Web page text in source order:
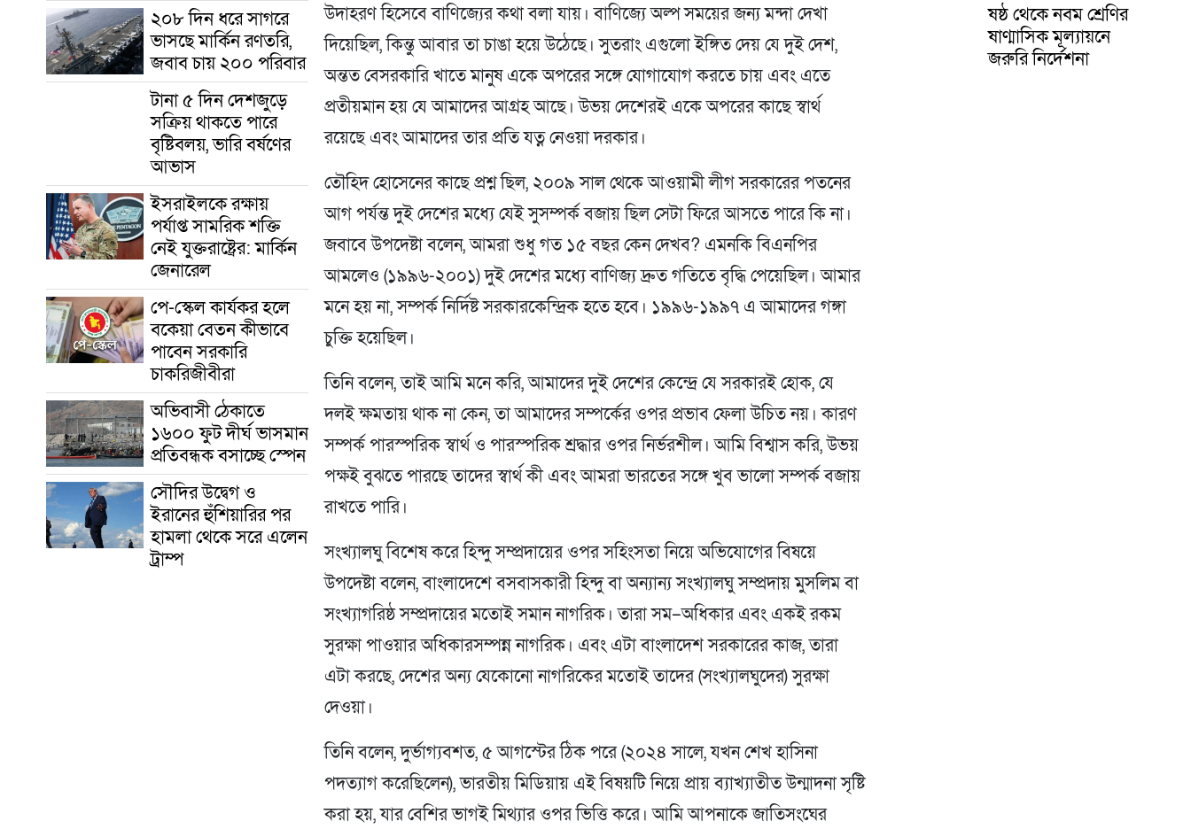
২০৮ দিন ধরে সাগরে
ভাসছে মার্কিন রণতরি,
জবাব চায় ২০০ পরিবার
টানা ৫ দিন দেশজুড়ে
সক্রিয় থাকতে পারে
বৃষ্টিবলয়, ভারি বর্ষণের
আভাস
ইসরাইলকে রক্ষায়
পর্যাপ্ত সামরিক শক্তি
নেই যুক্তরাষ্ট্রের: মার্কিন
জেনারেল
পে-স্কেল কার্যকর হলে
বকেয়া বেতন কীভাবে
পাবেন সরকারি
চাকরিজীবীরা
অভিবাসী ঠেকাতে
১৬০০ ফুট দীর্ঘ ভাসমান
প্রতিবন্ধক বসাচ্ছে স্পেন
সৌদির উদ্বেগ ও
ইরানের হুঁশিয়ারির পর
হামলা থেকে সরে এলেন
ট্রাম্প
উদাহরণ হিসেবে বাণিজ্যের কথা বলা যায়। বাণিজ্যে অল্প সময়ের জন্য মন্দা দেখা
দিয়েছিল, কিন্তু আবার তা চাঙা হয়ে উঠেছে। সুতরাং এগুলো ইঙ্গিত দেয় যে দুই দেশ,
অন্তত বেসরকারি খাতে মানুষ একে অপরের সঙ্গে যোগাযোগ করতে চায় এবং এতে
প্রতীয়মান হয় যে আমাদের আগ্রহ আছে। উভয় দেশেরই একে অপরের কাছে স্বার্থ
রয়েছে এবং আমাদের তার প্রতি যত্ন নেওয়া দরকার।
তৌহিদ হোসেনের কাছে প্রশ্ন ছিল, ২০০৯ সাল থেকে আওয়ামী লীগ সরকারের পতনের
আগ পর্যন্ত দুই দেশের মধ্যে যেই সুসম্পর্ক বজায় ছিল সেটা ফিরে আসতে পারে কি না।
জবাবে উপদেষ্টা বলেন, আমরা শুধু গত ১৫ বছর কেন দেখব? এমনকি বিএনপির
আমলেও (১৯৯৬-২০০১) দুই দেশের মধ্যে বাণিজ্য দ্রুত গতিতে বৃদ্ধি পেয়েছিল। আমার
মনে হয় না, সম্পর্ক নির্দিষ্ট সরকারকেন্দ্রিক হতে হবে। ১৯৯৬-১৯৯৭ এ আমাদের গঙ্গা
চুক্তি হয়েছিল।
তিনি বলেন, তাই আমি মনে করি, আমাদের দুই দেশের কেন্দ্রে যে সরকারই হোক, যে
দলই ক্ষমতায় থাক না কেন, তা আমাদের সম্পর্কের ওপর প্রভাব ফেলা উচিত নয়। কারণ
সম্পর্ক পারস্পরিক স্বার্থ ও পারস্পরিক শ্রদ্ধার ওপর নির্ভরশীল। আমি বিশ্বাস করি, উভয়
পক্ষই বুঝতে পারছে তাদের স্বার্থ কী এবং আমরা ভারতের সঙ্গে খুব ভালো সম্পর্ক বজায়
রাখতে পারি।
সংখ্যালঘু বিশেষ করে হিন্দু সম্প্রদায়ের ওপর সহিংসতা নিয়ে অভিযোগের বিষয়ে
উপদেষ্টা বলেন, বাংলাদেশে বসবাসকারী হিন্দু বা অন্যান্য সংখ্যালঘু সম্প্রদায় মুসলিম বা
সংখ্যাগরিষ্ঠ সম্প্রদায়ের মতোই সমান নাগরিক। তারা সম–অধিকার এবং একই রকম
সুরক্ষা পাওয়ার অধিকারসম্পন্ন নাগরিক। এবং এটা বাংলাদেশ সরকারের কাজ, তারা
এটা করছে, দেশের অন্য যেকোনো নাগরিকের মতোই তাদের (সংখ্যালঘুদের) সুরক্ষা
দেওয়া।
তিনি বলেন, দুর্ভাগ্যবশত, ৫ আগস্টের ঠিক পরে (২০২৪ সালে, যখন শেখ হাসিনা
পদত্যাগ করেছিলেন), ভারতীয় মিডিয়ায় এই বিষয়টি নিয়ে প্রায় ব্যাখ্যাতীত উন্মাদনা সৃষ্টি
করা হয়, যার বেশির ভাগই মিথ্যার ওপর ভিত্তি করে। আমি আপনাকে জাতিসংঘের
ষষ্ঠ থেকে নবম শ্রেণির
ষাণ্মাসিক মূল্যায়নে
জরুরি নির্দেশনা